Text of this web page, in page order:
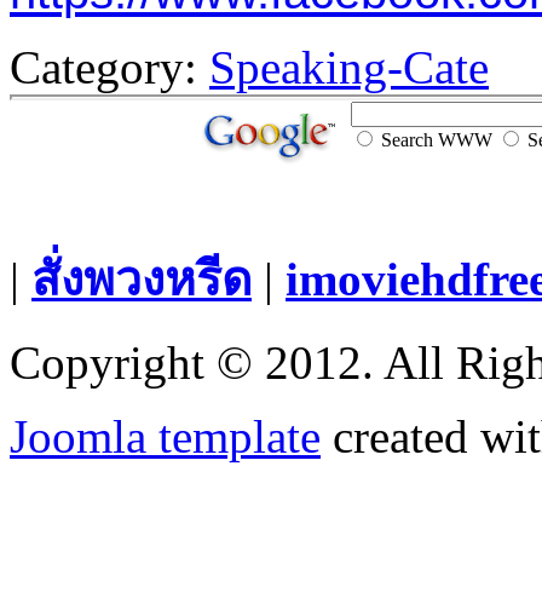
Category: Speaking-Cate
Search WWW
| สั่งพวงหรีด |
Copyright © 2012. All
Joomla template created